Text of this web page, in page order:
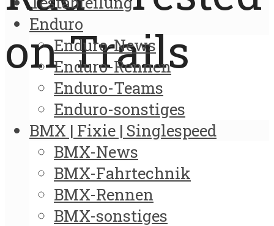
on Trails
Enduro
Enduro-News
Enduro-Rennen
Enduro-Teams
Enduro-sonstiges
BMX | Fixie | Singlespeed
BMX-News
BMX-Fahrtechnik
BMX-Rennen
BMX-sonstiges